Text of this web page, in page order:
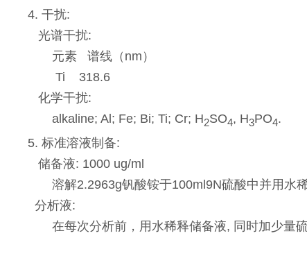
4. 干扰:
光谱干扰:
元素 谱线（nm）
Ti 318.6
化学干扰:
alkaline; Al; Fe; Bi; Ti; Cr; H2SO4, H3PO4.
5. 标准溶液制备:
储备液: 1000 ug/ml
溶解2.2963g钒酸铵于100ml9N硫酸中并用水稀
分析液:
在每次分析前，用水稀释储备液, 同时加少量硫